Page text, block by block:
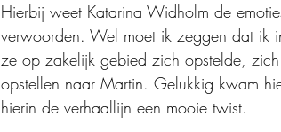
Hierbij weet Katarina Widholm de
verwoorden. Wel moet ik zeggen dat ik
ze op zakelijk gebied zich opstelde,
opstellen naar Martin. Gelukkig kwam
hierin de verhaallijn een mooie twist.